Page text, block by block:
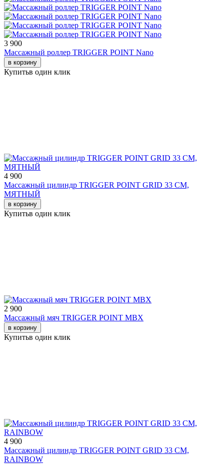
3 900
Массажный роллер TRIGGER POINT Nano
в корзину
Купитьв один клик
4 900
Массажный цилиндр TRIGGER POINT GRID 33 СМ,
МЯТНЫЙ
в корзину
Купитьв один клик
2 900
Массажный мяч TRIGGER POINT MBX
в корзину
Купитьв один клик
4 900
Массажный цилиндр TRIGGER POINT GRID 33 СМ,
RAINBOW